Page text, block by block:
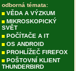
odborná témata:
VĚDA A VÝZKUM
MIKROSKOPICKÝ
SVĚT
POČÍTAČE A IT
OS ANDROID
PROHLÍŽEČ FIREFOX
POŠTOVNÍ KLIENT
THUNDERBIRD